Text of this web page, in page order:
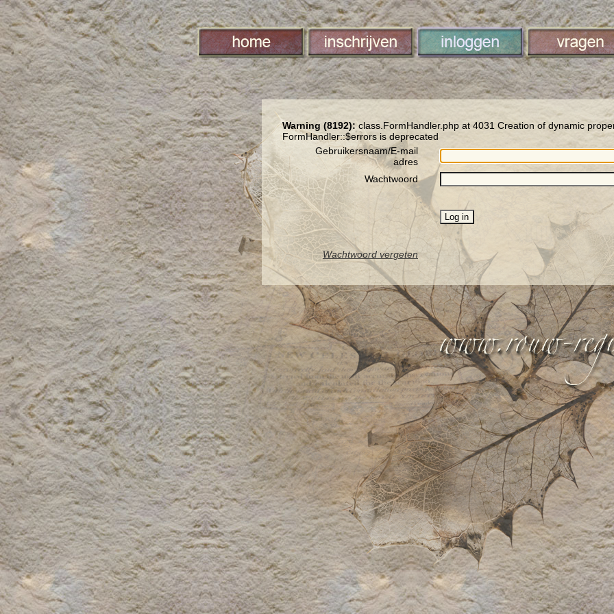
Warning (8192): class.FormHandler.php at 4031 Creation of dynamic
FormHandler::$errors is deprecated
Gebruikersnaam/E-mail
adres
Wachtwoord
Wachtwoord vergeten